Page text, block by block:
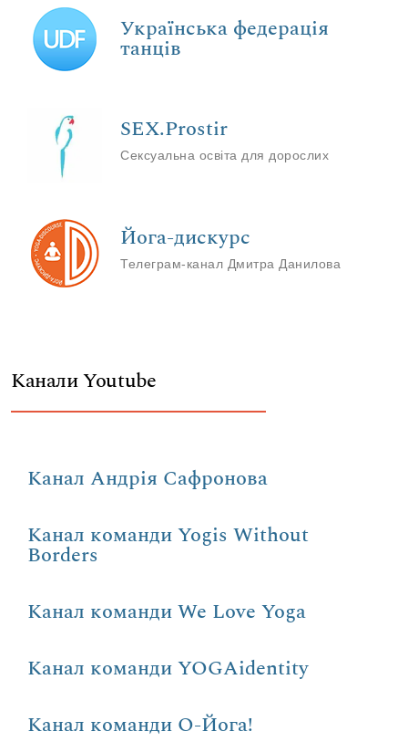
Українська федерація
танців
SEX.Prostir
Сексуальна освіта для дорослих
Йога-дискурс
Телеграм-канал Дмитра Данилова
Канали Youtube
Канал Андрія Сафронова
Канал команди Yogis Without
Borders
Канал команди We Love Yoga
Канал команди YOGAidentity
Канал команди О-Йога!